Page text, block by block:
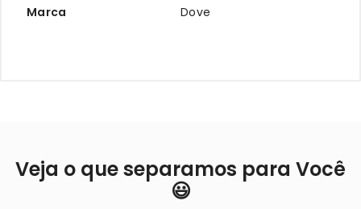
Marca Dove
Veja o que separamos para Você
😃